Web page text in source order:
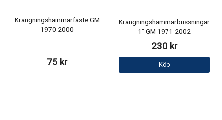
Krängningshämmarfäste GM
1970-2000
75 kr
Krängningshämmarbussningar
1" GM 1971-2002
230 kr
Köp